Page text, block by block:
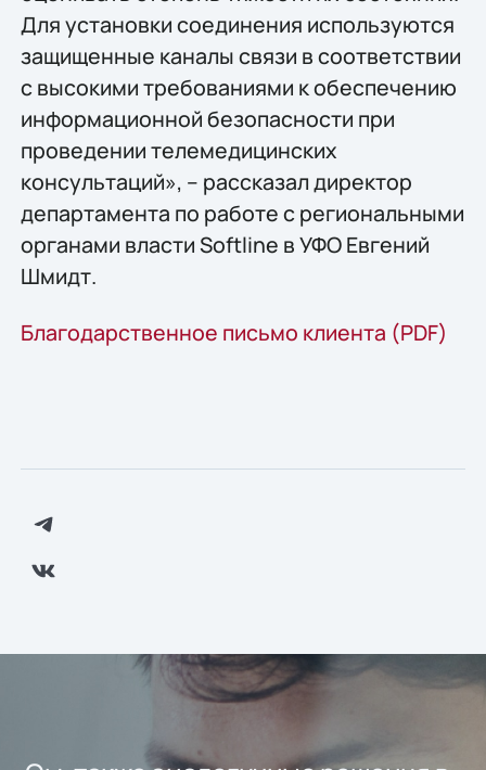
Для установки соединения используются
защищенные каналы связи в соответствии
с высокими требованиями к обеспечению
информационной безопасности при
проведении телемедицинских
консультаций», – рассказал директор
департамента по работе с региональными
органами власти Softline в УФО Евгений
Шмидт.
Благодарственное письмо клиента (PDF)